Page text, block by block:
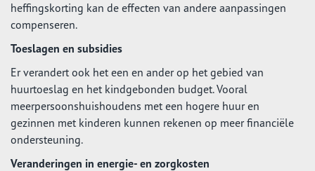
heffingskorting kan de effecten van andere aanpassingen
compenseren.
Toeslagen en subsidies
Er verandert ook het een en ander op het gebied van
huurtoeslag en het kindgebonden budget. Vooral
meerpersoonshuishoudens met een hogere huur en
gezinnen met kinderen kunnen rekenen op meer financiële
ondersteuning.
Veranderingen in energie- en zorgkosten